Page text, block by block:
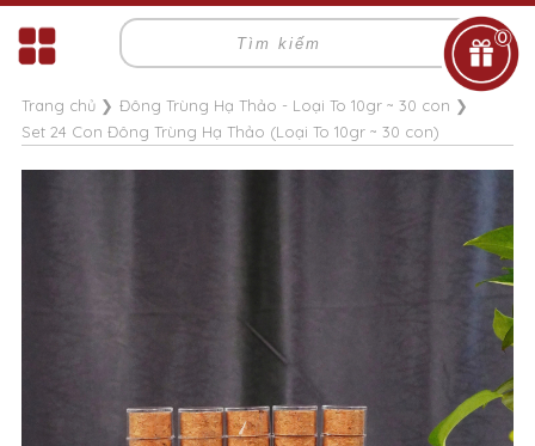
0
Trang chủ❯ Đông Trùng Hạ Thảo - Loại To 10gr ~ 30 con ❯
Set 24 Con Đông Trùng Hạ Thảo (Loại To 10gr ~ 30 con)